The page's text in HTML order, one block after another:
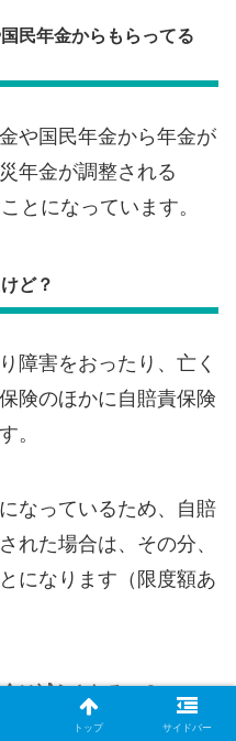
民年金からもらってる
や国民年金から年金が
年金が調整される
とになっています。
ど？
障害をおったり、亡く
険のほかに自賠責保険
。
なっているため、自賠
れた場合は、その分、
になります（限度額あ
は減らされるの？
トップ サイドバー